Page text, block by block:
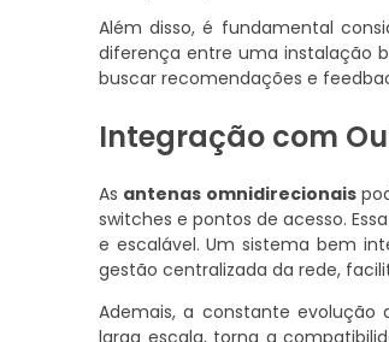
Além disso, é fundamental
diferença entre uma instalação
buscar recomendações e
Integração com
As antenas omnidirecionais
switches e pontos de acesso.
e escalável. Um sistema bem
gestão centralizada da rede,
Ademais, a constante
larga escala, torna a